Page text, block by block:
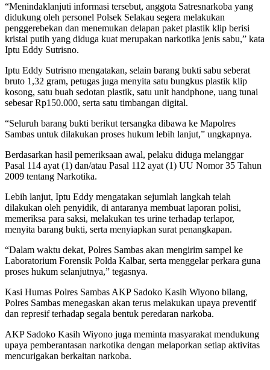
“Menindaklanjuti informasi tersebut, anggota Satresnarkoba yang
didukung oleh personel Polsek Selakau segera melakukan
penggerebekan dan menemukan delapan paket plastik klip berisi
kristal putih yang diduga kuat merupakan narkotika jenis sabu,” kata
Iptu Eddy Sutrisno.
Iptu Eddy Sutrisno mengatakan, selain barang bukti sabu seberat
bruto 1,32 gram, petugas juga menyita satu bungkus plastik klip
kosong, satu buah sedotan plastik, satu unit handphone, uang tunai
sebesar Rp150.000, serta satu timbangan digital.
“Seluruh barang bukti berikut tersangka dibawa ke Mapolres
Sambas untuk dilakukan proses hukum lebih lanjut,” ungkapnya.
Berdasarkan hasil pemeriksaan awal, pelaku diduga melanggar
Pasal 114 ayat (1) dan/atau Pasal 112 ayat (1) UU Nomor 35 Tahun
2009 tentang Narkotika.
Lebih lanjut, Iptu Eddy mengatakan sejumlah langkah telah
dilakukan oleh penyidik, di antaranya membuat laporan polisi,
memeriksa para saksi, melakukan tes urine terhadap terlapor,
menyita barang bukti, serta menyiapkan surat penangkapan.
“Dalam waktu dekat, Polres Sambas akan mengirim sampel ke
Laboratorium Forensik Polda Kalbar, serta menggelar perkara guna
proses hukum selanjutnya,” tegasnya.
Kasi Humas Polres Sambas AKP Sadoko Kasih Wiyono bilang,
Polres Sambas menegaskan akan terus melakukan upaya preventif
dan represif terhadap segala bentuk peredaran narkoba.
AKP Sadoko Kasih Wiyono juga meminta masyarakat mendukung
upaya pemberantasan narkotika dengan melaporkan setiap aktivitas
mencurigakan berkaitan narkoba.